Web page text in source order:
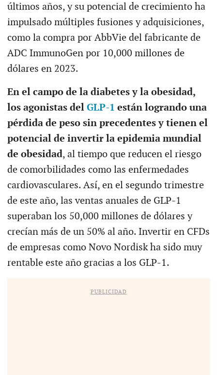
últimos años, y su potencial de crecimiento ha
impulsado múltiples fusiones y adquisiciones,
como la compra por AbbVie del fabricante de
ADC ImmunoGen por 10,000 millones de
dólares en 2023.
En el campo de la diabetes y la obesidad,
los agonistas delGLP-1 están logrando una
pérdida de peso sin precedentes y tienen el
potencial de invertir la epidemia mundial
de obesidad, al tiempo que reducen el riesgo
de comorbilidades como las enfermedades
cardiovasculares. Así, en el segundo trimestre
de este año, las ventas anuales de GLP-1
superaban los 50,000 millones de dólares y
crecían más de un 50% al año. Invertir en CFDs
de empresas como Novo Nordisk ha sido muy
rentable este año gracias a los GLP-1.
PUBLICIDAD